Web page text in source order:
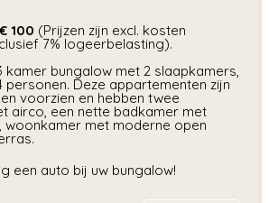
100 (Prijzen zijn excl. kosten
7% logeerbelasting).
kamer bungalow met 2 slaapkamers,
personen. Deze appartementen zijn
voorzien en hebben twee
airco, een nette badkamer met
woonkamer met moderne open
een auto bij uw bungalow!